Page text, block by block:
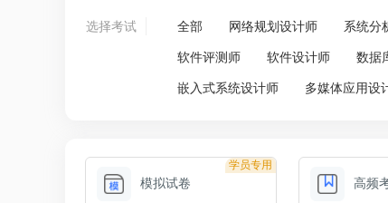
选择考试 全部 网络规划设计师 系统分
软件评测师 软件设计师 数据
嵌入式系统设计师 多媒体应用设
学员专用
模拟试卷 高频